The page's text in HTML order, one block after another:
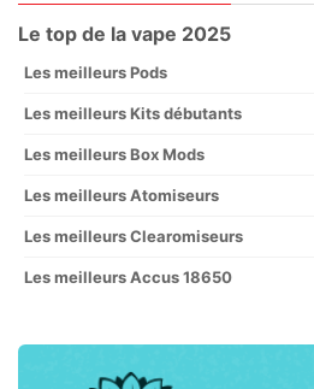
Le top de la vape 2025
Les meilleurs Pods
Les meilleurs Kits débutants
Les meilleurs Box Mods
Les meilleurs Atomiseurs
Les meilleurs Clearomiseurs
Les meilleurs Accus 18650